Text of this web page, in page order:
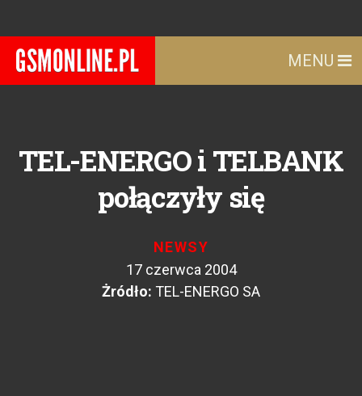
MENU
TEL-ENERGO i TELBANK
połączyły się
NEWSY
17 czerwca 2004
Żródło: TEL-ENERGO SA